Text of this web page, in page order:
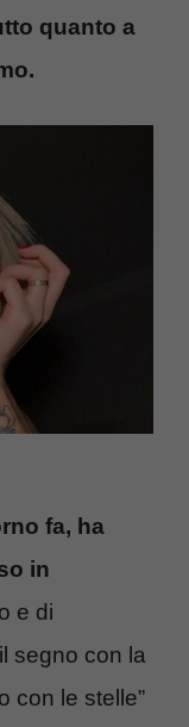
quanto a
fa, ha
in
e di
segno con la
con le stelle”